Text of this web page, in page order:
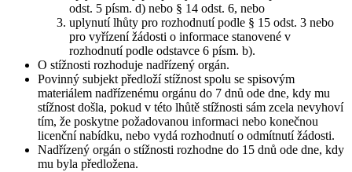
odst. 5 písm. d) nebo § 14 odst. 6, nebo
uplynutí lhůty pro rozhodnutí podle § 15 odst. 3 nebo
pro vyřízení žádosti o informace stanovené v
rozhodnutí podle odstavce 6 písm. b).
O stížnosti rozhoduje nadřízený orgán.
Povinný subjekt předloží stížnost spolu se spisovým
materiálem nadřízenému orgánu do 7 dnů ode dne, kdy mu
stížnost došla, pokud v této lhůtě stížnosti sám zcela nevyhoví
tím, že poskytne požadovanou informaci nebo konečnou
licenční nabídku, nebo vydá rozhodnutí o odmítnutí žádosti.
Nadřízený orgán o stížnosti rozhodne do 15 dnů ode dne, kdy
mu byla předložena.